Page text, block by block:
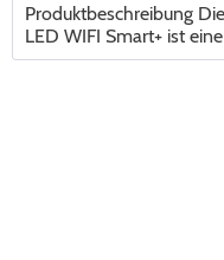
Produktbeschreibung
LED WIFI Smart+ ist